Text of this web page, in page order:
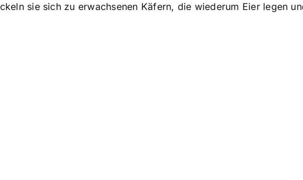
sie sich zu erwachsenen Käfern, die wiederum Eier legen